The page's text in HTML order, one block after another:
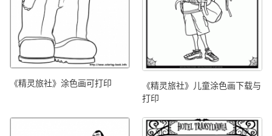
《精灵旅社》涂色画可打印
《精灵旅社》儿童涂色画下载与
打印